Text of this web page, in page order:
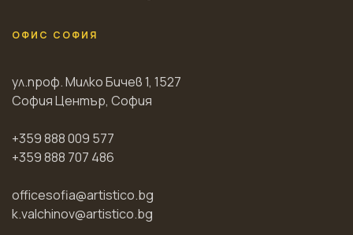
ОФИС СОФИЯ
ул.проф. Милко Бичев 1, 1527
София Център, София
+359 888 009 577
+359 888 707 486
officesofia@artistico.bg
k.valchinov@artistico.bg